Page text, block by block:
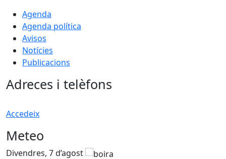
Agenda
Agenda política
Avisos
Notícies
Publicacions
Adreces i telèfons
Accedeix
Meteo
Divendres, 7 d’agost